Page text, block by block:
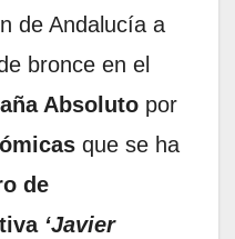
de Andalucía a
bronce en el
Absoluto por
que se ha
de
‘Javier